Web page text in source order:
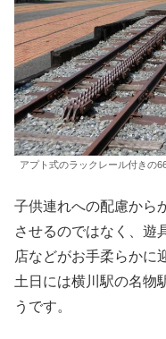
アプト式のラックレール付きの
子供連れへの配慮から
させるのではなく、遊
店などがお手柔らかに
土日には横川駅の名物
うです。